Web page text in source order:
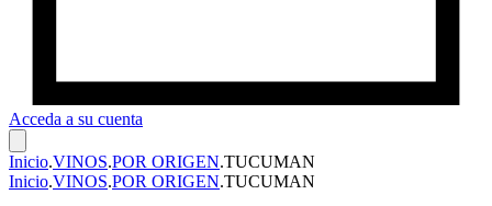
Acceda a su cuenta
Inicio.VINOS.POR ORIGEN.TUCUMAN
Inicio.VINOS.POR ORIGEN.TUCUMAN